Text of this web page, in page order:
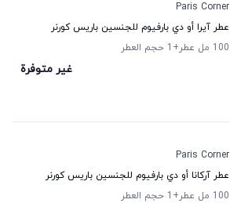
Paris Corner
عطر آيرا أو دي بارفيوم للجنسين باريس كورنر
100 مل عطر
+1 حجم العطر
غير متوفرة
Paris Corner
عطر آركانا أو دي بارفيوم للجنسين باريس كورنر
100 مل عطر
+1 حجم العطر